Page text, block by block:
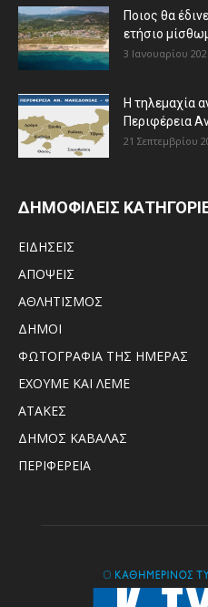
Ποιος θα
ετήσιο
3 Ιανουαρίου
Η τηλεμαχία
Περιφέρεια
21 Σεπτεμβρίου
ΔΗΜΟΦΙΛΕΙΣ
ΕΙΔΗΣΕΙΣ
ΑΠΟΨΕΙΣ
ΑΘΛΗΤΙΣΜΟΣ
ΔΗΜΟΙ
ΦΩΤΟΓΡΑΦΙΑ ΤΗΣ ΗΜΕΡΑΣ
ΕΧΟΥΜΕ ΚΑΙ ΛΕΜΕ
ΑΤΑΚΕΣ
ΔΗΜΟΣ ΚΑΒΑΛΑΣ
ΠΕΡΙΦΕΡΕΙΑ